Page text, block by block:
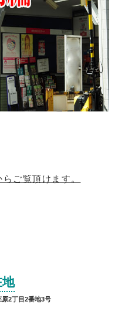
ご覧頂けます。
2丁目2番地3号